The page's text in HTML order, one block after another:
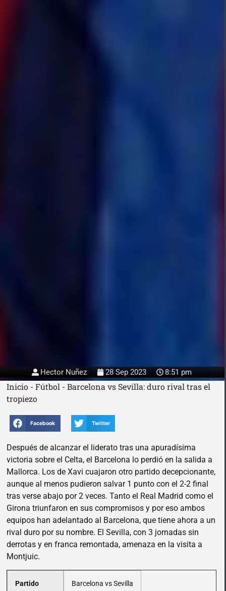
Hector Nuñez 28 Sep 2023 8:51 pm
Inicio - Fútbol - Barcelona vs Sevilla: duro rival tras el
tropiezo
Facebook Twitter
Después de alcanzar el liderato tras una apuradísima
victoria sobre el Celta, el Barcelona lo perdió en la salida a
Mallorca. Los de Xavi cuajaron otro partido decepcionante,
aunque al menos pudieron salvar 1 punto con el 2-2 final
tras verse abajo por 2 veces. Tanto el Real Madrid como el
Girona triunfaron en sus compromisos y por eso ambos
equipos han adelantado al Barcelona, que tiene ahora a un
rival duro por su nombre. El Sevilla, con 3 jornadas sin
derrotas y en franca remontada, amenaza en la visita a
Montjuic.
Partido Barcelona vs Sevilla